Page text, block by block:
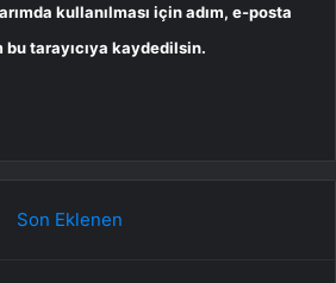
kullanılması için adım, e-posta
tarayıcıya kaydedilsin.
Son Eklenen